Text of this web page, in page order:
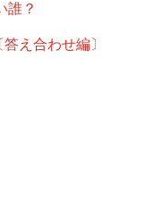
誰？
え合わせ編〕